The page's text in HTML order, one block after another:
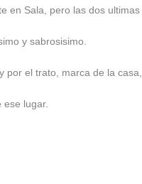
en Sala, pero las dos ultimas
y sabrosisimo.
por el trato, marca de la
lugar.